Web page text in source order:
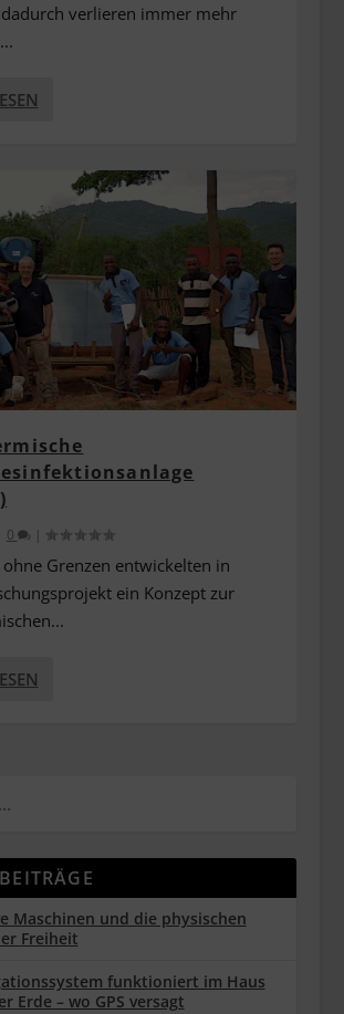
verlieren immer mehr
0 |
Grenzen entwickelten in
ein Konzept zur
Maschinen und die physischen
Freiheit
funktioniert im Haus
Erde – wo GPS versagt